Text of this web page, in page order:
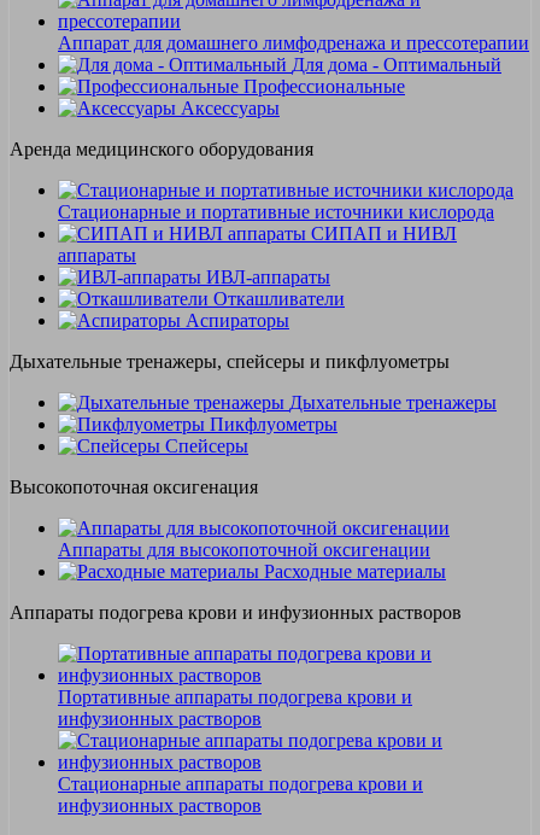
Аппарат для домашнего лимфодренажа и прессотерапии
Для дома - Оптимальный
Профессиональные
Аксессуары
Аренда медицинского оборудования
Стационарные и портативные источники кислорода
СИПАП и НИВЛ
аппараты
ИВЛ-аппараты
Откашливатели
Аспираторы
Дыхательные тренажеры, спейсеры и пикфлуометры
Дыхательные тренажеры
Пикфлуометры
Спейсеры
Высокопоточная оксигенация
Аппараты для высокопоточной оксигенации
Расходные материалы
Аппараты подогрева крови и инфузионных растворов
Портативные аппараты подогрева крови и
инфузионных растворов
Стационарные аппараты подогрева крови и
инфузионных растворов